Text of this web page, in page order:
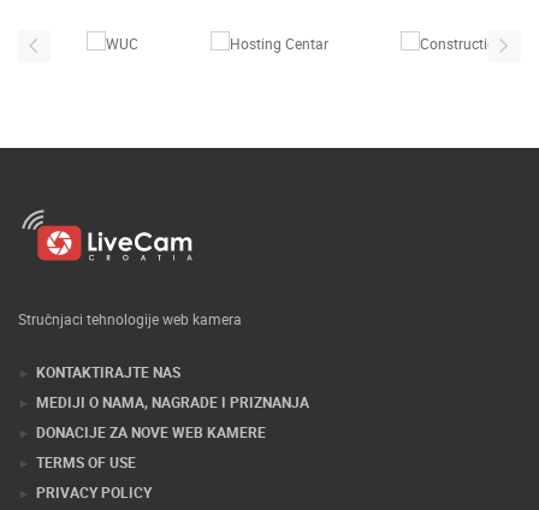
Stručnjaci tehnologije web kamera
KONTAKTIRAJTE NAS
MEDIJI O NAMA, NAGRADE I PRIZNANJA
DONACIJE ZA NOVE WEB KAMERE
TERMS OF USE
PRIVACY POLICY